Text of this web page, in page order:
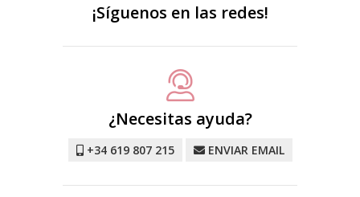
¡Síguenos en las redes!
¿Necesitas ayuda?
+34 619 807 215 ENVIAR EMAIL